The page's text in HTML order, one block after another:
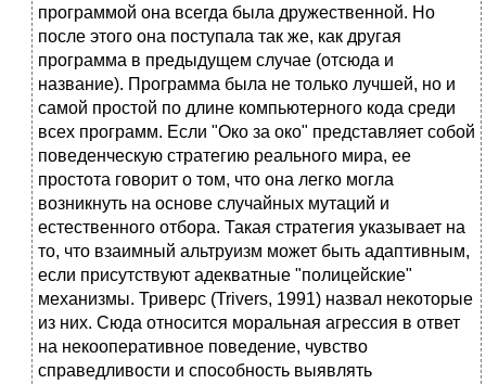
программой она всегда была дружественной. Но
после этого она поступала так же, как другая
программа в предыдущем случае (отсюда и
название). Программа была не только лучшей, но и
самой простой по длине компьютерного кода среди
всех программ. Если "Око за око" представляет собой
поведенческую стратегию реального мира, ее
простота говорит о том, что она легко могла
возникнуть на основе случайных мутаций и
естественного отбора. Такая стратегия указывает на
то, что взаимный альтруизм может быть адаптивным,
если присутствуют адекватные "полицейские"
механизмы. Триверс (Trivers, 1991) назвал некоторые
из них. Сюда относится моральная агрессия в ответ
на некооперативное поведение, чувство
справедливости и способность выявлять